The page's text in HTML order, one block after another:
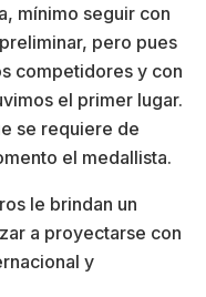
mínimo seguir con
pero pues
competidores y con
el primer lugar.
se requiere de
el medallista.
le brindan un
a proyectarse con
y